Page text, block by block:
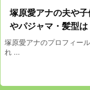
塚原愛アナの夫や
やパジャマ・髪型
塚原愛アナのプロフィー
れ ...